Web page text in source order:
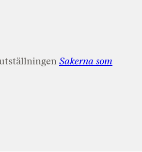
Sakerna som